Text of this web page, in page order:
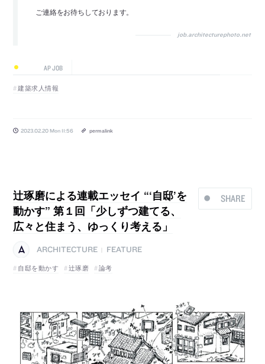
ご連絡をお待ちしております。
job.architecturephoto.net
AP JOB
建築求人情報
2023.02.20 Mon 11:56 permalink
SHARE
辻琢磨による連載エッセイ “‘自邸’を
動かす” 第１回「少しずつ建てる、
広々と住まう、ゆっくり考える」
ARCHITECTURE
FEATURE
自邸を動かす
辻琢磨 論考